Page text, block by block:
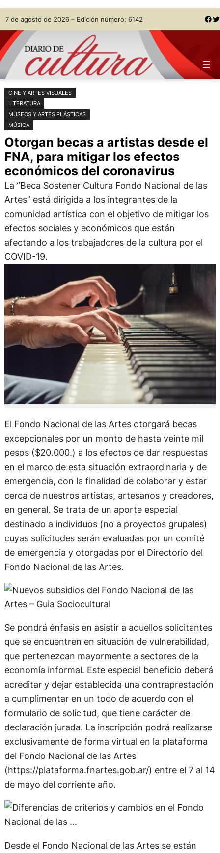
Saltar
al
contenido
Skip
to
content
7 de agosto de 2026 – Edición número: 6142 Facebook Twitter
CINE Y ARTES VISUALES
LITERATURA
MUSEOS Y ARTES PLÁSTICAS
MÚSICA
Otorgan becas a artistas desde el
FNA, para mitigar los efectos
económicos del coronavirus
La “Beca Sostener Cultura Fondo Nacional de las
Artes” está dirigida a los integrantes de la
comunidad artística con el objetivo de mitigar los
efectos sociales y económicos que están
afectando a los trabajadores de la cultura por el
COVID-19.
El Fondo Nacional de las Artes otorgará becas
excepcionales por un monto de hasta veinte mil
pesos ($20.000.) a los efectos de dar respuestas
en el marco de esta situación extraordinaria y de
emergencia, con la finalidad de colaborar y estar
cerca de nuestros artistas, artesanos y creadores,
en general. Se trata de un aporte especial
destinado a individuos (no a proyectos grupales)
cuyas solicitudes serán evaluadas por un comité
de emergencia y otorgadas por el Directorio del
Fondo Nacional de las Artes.
Se pondrá énfasis en asistir a aquellos solicitantes
que se encuentren en situación de vulnerabilidad,
que pertenezcan mayormente a sectores de la
economía informal. Este especial beneficio deberá
acreditar y dejar establecida una contraprestación
a cumplimentar en un todo de acuerdo con el
formulario de solicitud, que tiene carácter de
declaración jurada. La inscripción podrá realizarse
exclusivamente de forma virtual en la plataforma
del Fondo Nacional de las Artes
(https://plataforma.fnartes.gob.ar/) entre el 7 al 14
de mayo del corriente año.
Desde el Fondo Nacional de las Artes se están